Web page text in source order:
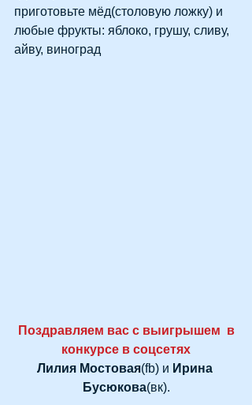
приготовьте мёд(столовую ложку) и
любые фрукты: яблоко, грушу, сливу,
айву, виноград
Поздравляем вас с выигрышем  в
конкурсе в соцсетях
Лилия Мостовая(fb) и Ирина
Бусюкова(вк).